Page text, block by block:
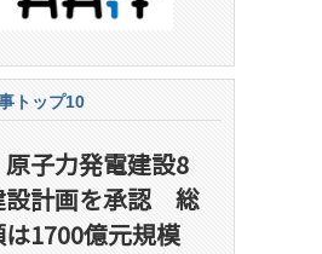
トップ10
原子力発電建設8
設計画を承認 総
1700億元規模